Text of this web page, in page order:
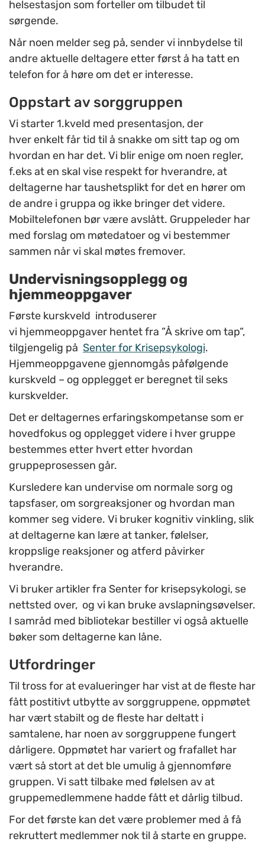
helsestasjon som forteller om tilbudet til
sørgende.
Når noen melder seg på, sender vi innbydelse til
andre aktuelle deltagere etter først å ha tatt en
telefon for å høre om det er interesse.
Oppstart av sorggruppen
Vi starter 1.kveld med presentasjon, der
hver enkelt får tid til å snakke om sitt tap og om
hvordan en har det. Vi blir enige om noen regler,
f.eks at en skal vise respekt for hverandre, at
deltagerne har taushetsplikt for det en hører om
de andre i gruppa og ikke bringer det videre.
Mobiltelefonen bør være avslått. Gruppeleder har
med forslag om møtedatoer og vi bestemmer
sammen når vi skal møtes fremover.
Undervisningsopplegg og
hjemmeoppgaver
Første kurskveld introduserer
vi hjemmeoppgaver hentet fra ”Å skrive om tap”,
tilgjengelig på Senter for Krisepsykologi.
Hjemmeoppgavene gjennomgås påfølgende
kurskveld – og opplegget er beregnet til seks
kurskvelder.
Det er deltagernes erfaringskompetanse som er
hovedfokus og opplegget videre i hver gruppe
bestemmes etter hvert etter hvordan
gruppeprosessen går.
Kursledere kan undervise om normale sorg og
tapsfaser, om sorgreaksjoner og hvordan man
kommer seg videre. Vi bruker kognitiv vinkling, slik
at deltagerne kan lære at tanker, følelser,
kroppslige reaksjoner og atferd påvirker
hverandre.
Vi bruker artikler fra Senter for krisepsykologi, se
nettsted over, og vi kan bruke avslapningsøvelser.
I samråd med bibliotekar bestiller vi også aktuelle
bøker som deltagerne kan låne.
Utfordringer
Til tross for at evalueringer har vist at de fleste har
fått postitivt utbytte av sorggruppene, oppmøtet
har vært stabilt og de fleste har deltatt i
samtalene, har noen av sorggruppene fungert
dårligere. Oppmøtet har variert og frafallet har
vært så stort at det ble umulig å gjennomføre
gruppen. Vi satt tilbake med følelsen av at
gruppemedlemmene hadde fått et dårlig tilbud.
For det første kan det være problemer med å få
rekruttert medlemmer nok til å starte en gruppe.